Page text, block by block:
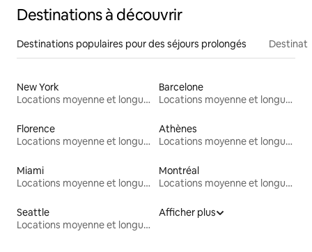
Destinations à découvrir
Destinations populaires pour des séjours prolongés
New York
Locations moyenne et longue durée
Barcelone
Locations moyenne et longue durée
Florence
Locations moyenne et longue durée
Athènes
Locations moyenne et longue durée
Miami
Locations moyenne et longue durée
Montréal
Locations moyenne et longue durée
Seattle
Locations moyenne et longue durée
Afficher plus